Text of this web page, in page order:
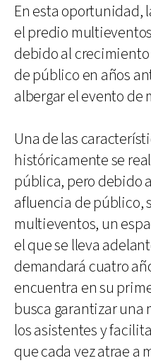
En esta oportunidad,
el predio
debido al
de público en años
albergar el evento de
Una de las
históricamente se
pública, pero debido
afluencia de público,
multieventos, un
el que se lleva
demandará cuatro
encuentra en su
busca garantizar una
los asistentes y
que cada vez atrae a